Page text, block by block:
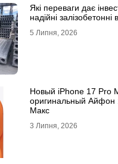
Які переваги дає
надійні залізобетонні
5 Липня, 2026
Новый iPhone 17 Pro
оригинальный Айфон
Макс
3 Липня, 2026